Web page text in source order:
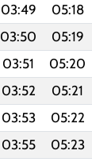
03:49 05:18
03:50 05:19
03:51 05:20
03:52 05:21
03:53 05:22
03:55 05:23